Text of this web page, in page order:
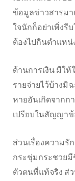
ข้อมูลข่าวสารมา
ใจนักก็อย่าเพิ่งรี
ต้องไปกินตำแห
ด้านการเงิน มีใ
รายจ่ายไว้บ้างมิ
หายอันเกิดจากก
เปรียบในสัญญา
ส่วนเรื่องความรั
กระชุ่มกระชวยมี
ตัวตนที่แท้จริง ส่